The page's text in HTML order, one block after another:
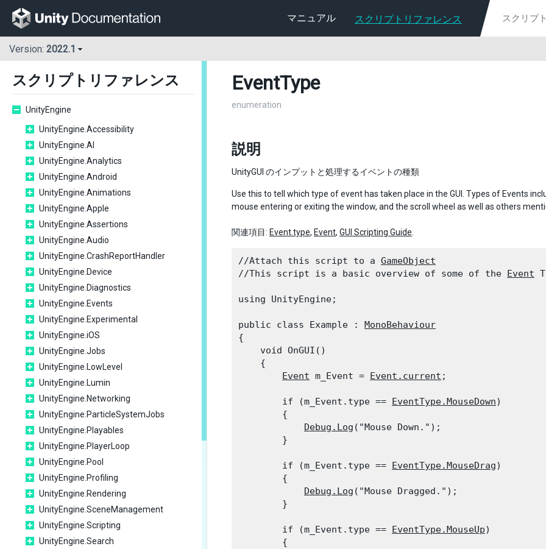
マニュアル スクリプトリファレンス
Version: 2022.1
スクリプトリファレンス
UnityEngine
UnityEngine.Accessibility
UnityEngine.AI
UnityEngine.Analytics
UnityEngine.Android
UnityEngine.Animations
UnityEngine.Apple
UnityEngine.Assertions
UnityEngine.Audio
UnityEngine.CrashReportHandler
UnityEngine.Device
UnityEngine.Diagnostics
UnityEngine.Events
UnityEngine.Experimental
UnityEngine.iOS
UnityEngine.Jobs
UnityEngine.LowLevel
UnityEngine.Lumin
UnityEngine.Networking
UnityEngine.ParticleSystemJobs
UnityEngine.Playables
UnityEngine.PlayerLoop
UnityEngine.Pool
UnityEngine.Profiling
UnityEngine.Rendering
UnityEngine.SceneManagement
UnityEngine.Scripting
UnityEngine.Search
EventType
enumeration
説明
UnityGUI のインプットと処理するイベントの種類
Use this to tell which type of event has taken place in the GUI. Types of Events
mouse entering or exiting the window, and the scroll wheel as well as others
関連項目: Event.type, Event, GUI Scripting Guide
//Attach this script to a GameObject
//This script is a basic overview of some of the Event
using UnityEngine;
public class Example : MonoBehaviour
{
    void OnGUI()
    {
Event m_Event = Event.current ;
        if (m_Event.type ==
EventType.MouseDown)
        {
Debug.Log ("Mouse Down.");
        }
        if (m_Event.type ==
EventType.MouseDrag)
        {
Debug.Log ("Mouse Dragged.");
        }
        if (m_Event.type ==
EventType.MouseUp)
        {